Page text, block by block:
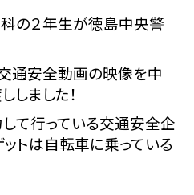
科の２年生が徳島中央警
通安全動画の映像を中
しました！
て行っている交通安全企
トは自転車に乗っている